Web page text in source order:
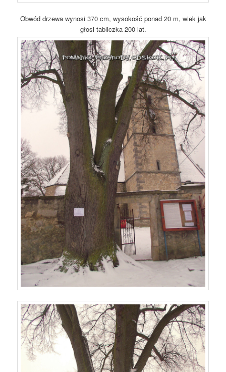
Obwód drzewa wynosi 370 cm, wysokość ponad 20 m, wiek jak
głosi tabliczka 200 lat.